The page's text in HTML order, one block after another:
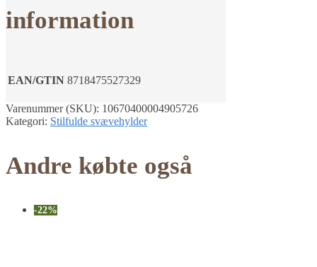
information
EAN/GTIN 8718475527329
Varenummer (SKU): 10670400004905726
Kategori: Stilfulde svævehylder
Andre købte også
-22%